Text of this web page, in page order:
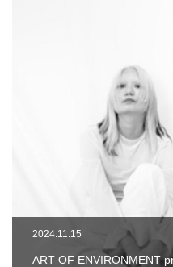
2024.11.15
ART OF ENVIRONMENT